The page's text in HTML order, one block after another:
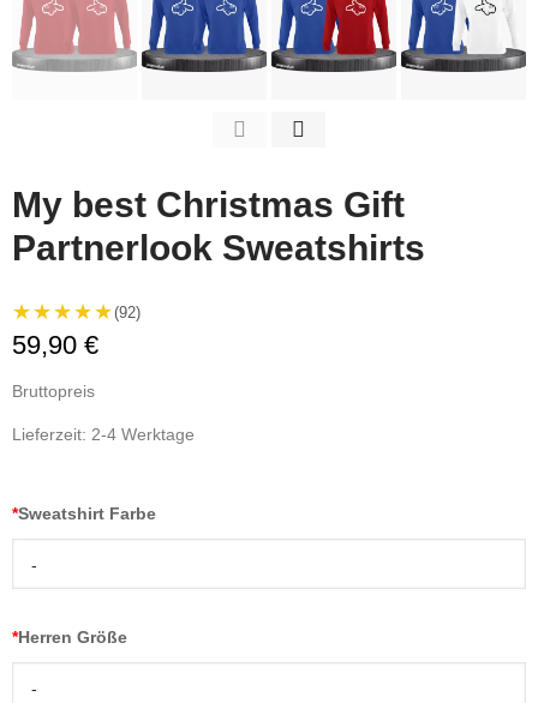
My best Christmas Gift
Partnerlook Sweatshirts
★★★★★(92)
59,90 €
Bruttopreis
Lieferzeit: 2-4 Werktage
*Sweatshirt Farbe
-
*Herren Größe
-